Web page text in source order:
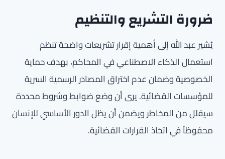
ضرورة التشريع والتنظيم
يُشير عبد الله إلى أهمية إقرار تشريعات واضحة تنظم
استعمال الذكاء الاصطناعي في المحاكم، بهدف حماية
الخصوصية وضمان عدم اختراق المصادر الرسمية السرية
للمؤسسات القضائية. يرى أن وضع ضوابط وشروط محددة
سيقلل من المخاطر ويضمن أن يظل الدور الأساسي للإنسان
محفوظاً في اتخاذ القرارات القضائية.